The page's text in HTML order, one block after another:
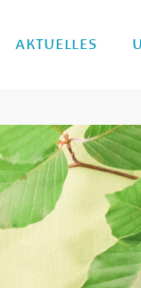
AKTUELLES